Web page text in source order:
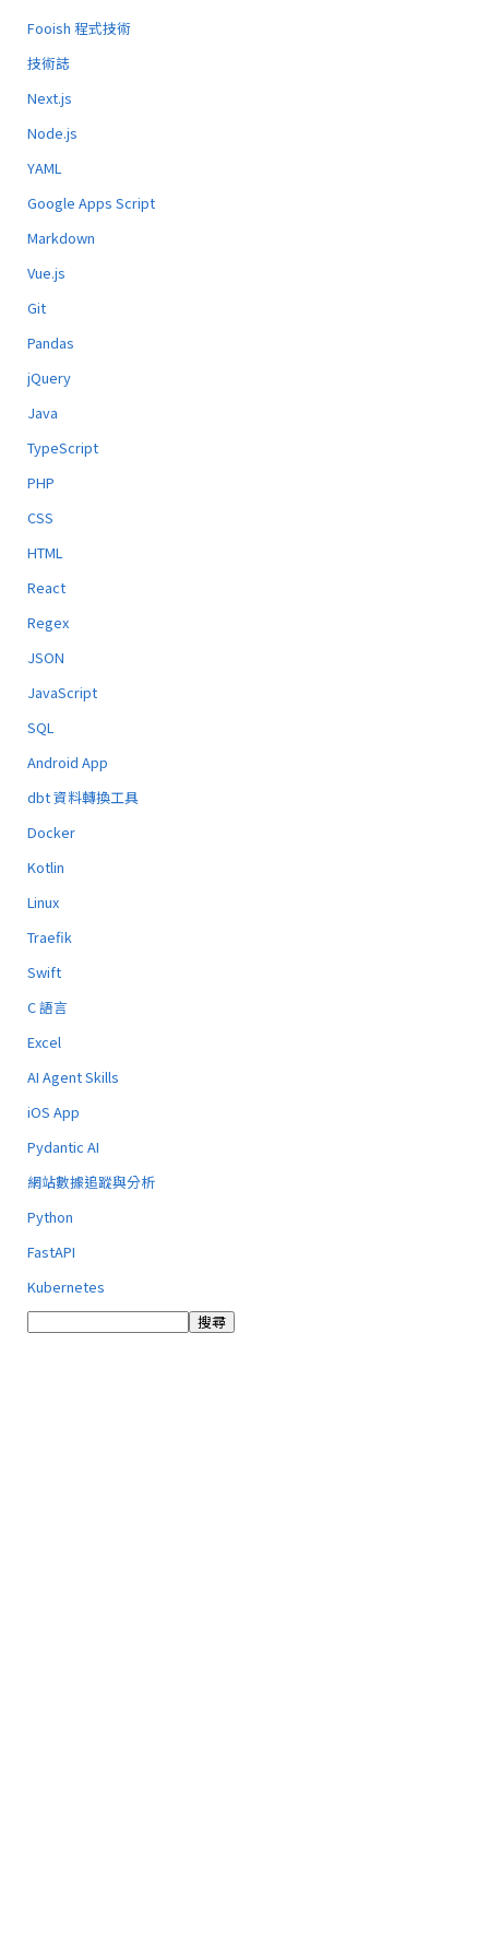
Fooish 程式技術
技術誌
Next.js
Node.js
YAML
Google Apps Script
Markdown
Vue.js
Git
Pandas
jQuery
Java
TypeScript
PHP
CSS
HTML
React
Regex
JSON
JavaScript
SQL
Android App
dbt 資料轉換工具
Docker
Kotlin
Linux
Traefik
Swift
C 語言
Excel
AI Agent Skills
iOS App
Pydantic AI
網站數據追蹤與分析
Python
FastAPI
Kubernetes